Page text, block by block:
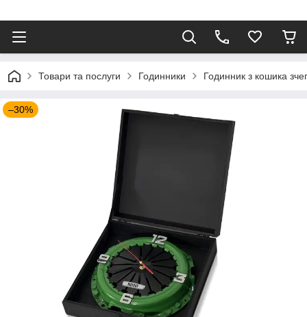
Товари та послуги Годинники Годинник з кошика
–30%